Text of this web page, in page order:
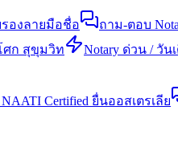
องลายมือชื่อ ถาม-ตอบ
ศก สุขุมวิท Notary ด่วน / วัน
Certified ยื่นออสเตรเลีย